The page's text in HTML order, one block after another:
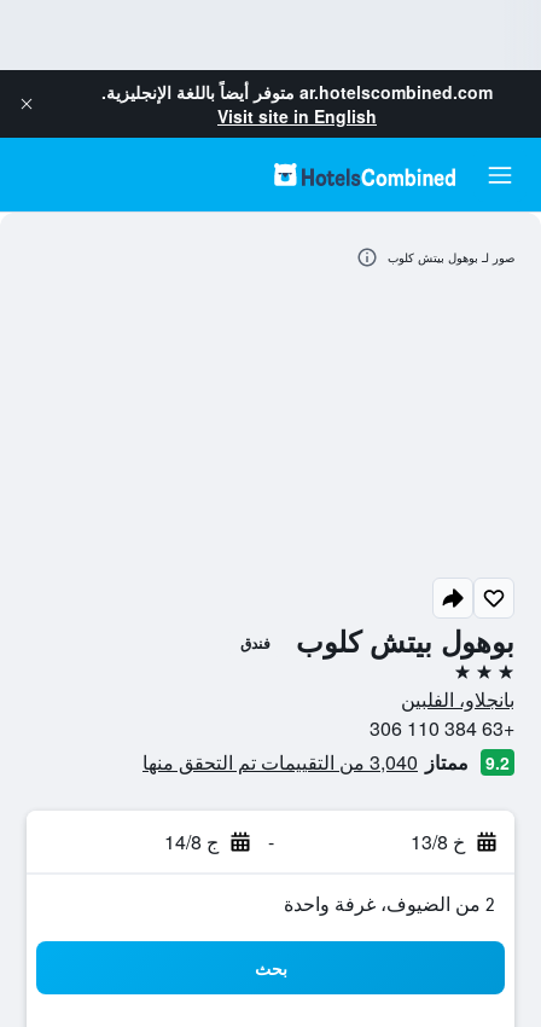
ar.hotelscombined.com متوفر أيضاً باللغة الإنجليزية.
Visit site in English
بوهول بيتش كلوب فندق
3 نجوم
بانجلاو، الفلبين
+63 384 110 306
9.2 ممتاز 3,040 من التقييمات تم التحقق منها
خ 13/8 - ج 14/8
2 من الضيوف، غرفة واحدة
بحث
صور لـ بوهول بيتش كلوب